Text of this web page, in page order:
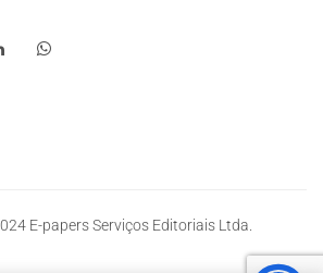
E-papers Serviços Editoriais Ltda.